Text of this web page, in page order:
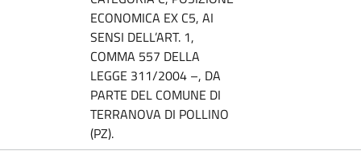
ECONOMICA EX C5, AI
SENSI DELL’ART. 1,
COMMA 557 DELLA
LEGGE 311/2004 –, DA
PARTE DEL COMUNE DI
TERRANOVA DI POLLINO
(PZ).